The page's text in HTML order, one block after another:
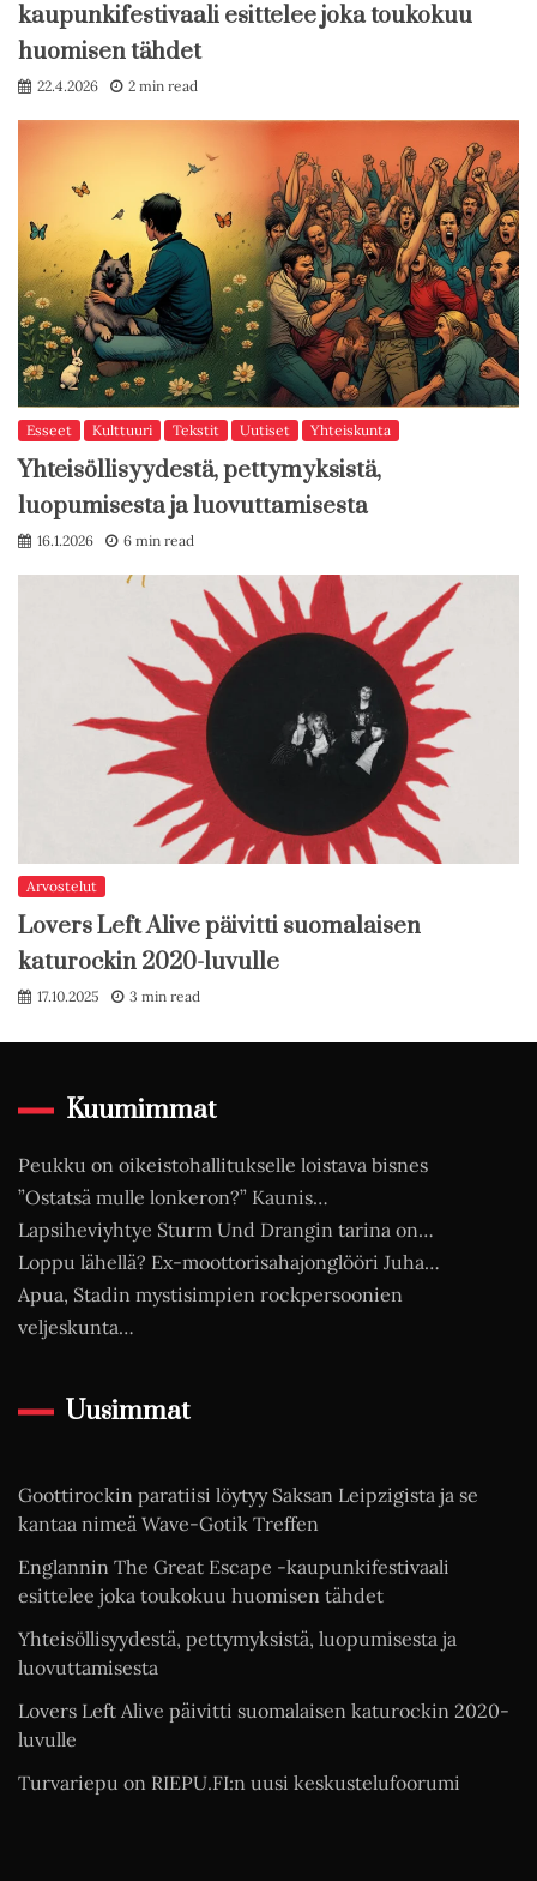
kaupunkifestivaali esittelee joka toukokuu
huomisen tähdet
22.4.2026 2 min read
Esseet Kulttuuri Tekstit Uutiset Yhteiskunta
Yhteisöllisyydestä, pettymyksistä,
luopumisesta ja luovuttamisesta
16.1.2026 6 min read
Arvostelut
Lovers Left Alive päivitti suomalaisen
katurockin 2020-luvulle
17.10.2025 3 min read
Kuumimmat
Peukku on oikeistohallitukselle loistava bisnes
”Ostatsä mulle lonkeron?” Kaunis…
Lapsiheviyhtye Sturm Und Drangin tarina on…
Loppu lähellä? Ex-moottorisahajonglööri Juha…
Apua, Stadin mystisimpien rockpersoonien
veljeskunta…
Uusimmat
Goottirockin paratiisi löytyy Saksan Leipzigista ja se
kantaa nimeä Wave-Gotik Treffen
Englannin The Great Escape -kaupunkifestivaali
esittelee joka toukokuu huomisen tähdet
Yhteisöllisyydestä, pettymyksistä, luopumisesta ja
luovuttamisesta
Lovers Left Alive päivitti suomalaisen katurockin 2020-
luvulle
Turvariepu on RIEPU.FI:n uusi keskustelufoorumi